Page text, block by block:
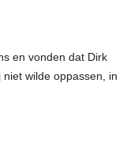
en vonden dat Dirk
wilde oppassen, in